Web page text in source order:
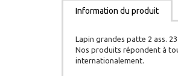
Information du produit
Lapin grandes patte 2 ass. 23
Nos produits répondent à
internationalement.